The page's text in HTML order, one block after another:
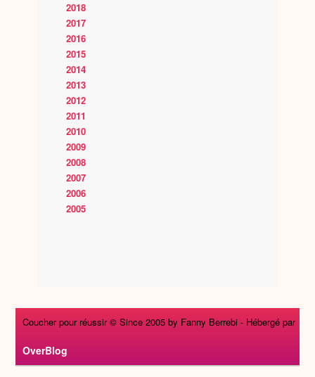
2018
2017
2016
2015
2014
2013
2012
2011
2010
2009
2008
2007
2006
2005
Coucher pour réussir © Since 2005 by Fanny Berrebi - Hébergé par
OverBlog